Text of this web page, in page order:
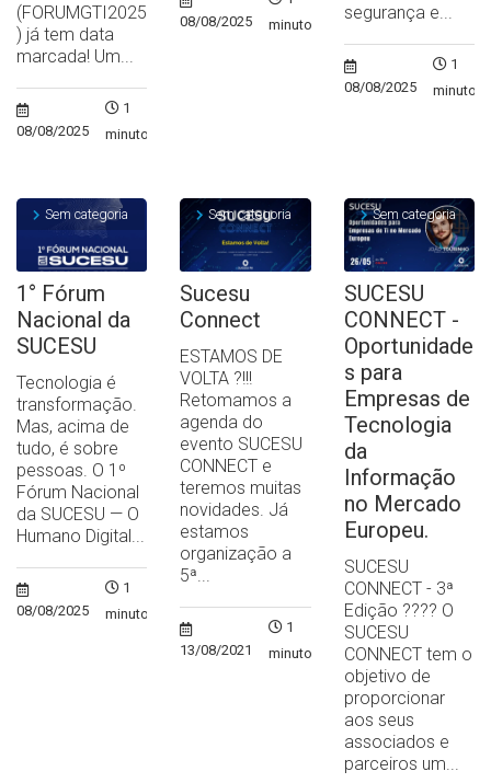
(FORUMGTI2025
) já tem data
marcada! Um...
08/08/2025
1
minuto
08/08/2025
minuto
segurança e...
08/08/2025
1
minuto
Sem categoria
1° Fórum
Nacional da
SUCESU
Tecnologia é
transformação.
Mas, acima de
tudo, é sobre
pessoas. O 1º
Fórum Nacional
da SUCESU — O
Humano Digital...
08/08/2025
1
minuto
Sem categoria
Sucesu
Connect
ESTAMOS DE
VOLTA ?!!!
Retomamos a
agenda do
evento SUCESU
CONNECT e
teremos muitas
novidades. Já
estamos
organização a
5ª...
13/08/2021
1
minuto
Sem categoria
SUCESU
CONNECT -
Oportunidade
s para
Empresas de
Tecnologia
da
Informação
no Mercado
Europeu.
SUCESU
CONNECT - 3ª
Edição ?‍??‍? O
SUCESU
CONNECT tem o
objetivo de
proporcionar
aos seus
associados e
parceiros um...